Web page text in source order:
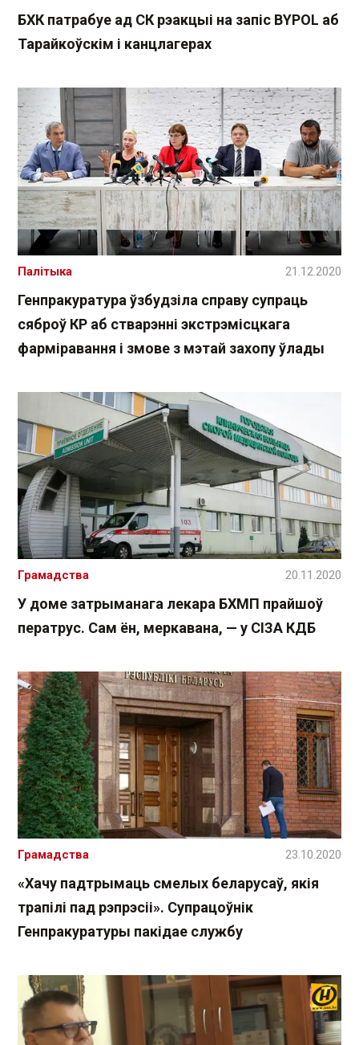
БХК патрабуе ад СК рэакцыі на запіс BYPOL аб
Тарайкоўскім і канцлагерах
Генпракуратура ўзбудзіла справу супраць
сяброў КР аб стварэнні экстрэмісцкага
фарміравання і змове з мэтай захопу ўлады
Палітыка 21.12.2020
У доме затрыманага лекара БХМП прайшоў
ператрус. Сам ён, меркавана, — у СІЗА КДБ
Грамадства 20.11.2020
«Хачу падтрымаць смелых беларусаў, якія
трапілі пад рэпрэсіі». Супрацоўнік
Генпракуратуры пакідае службу
Грамадства 23.10.2020